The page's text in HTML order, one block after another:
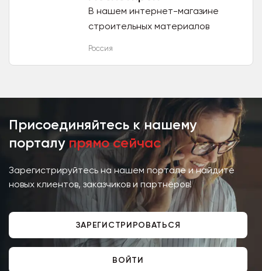
В нашем интернет-магазине
строительных материалов
Россия
Присоединяйтесь к нашему
порталу прямо сейчас
Зарегистрируйтесь на нашем портале и найдите
новых клиентов, заказчиков и партнёров!
ЗАРЕГИСТРИРОВАТЬСЯ
ВОЙТИ